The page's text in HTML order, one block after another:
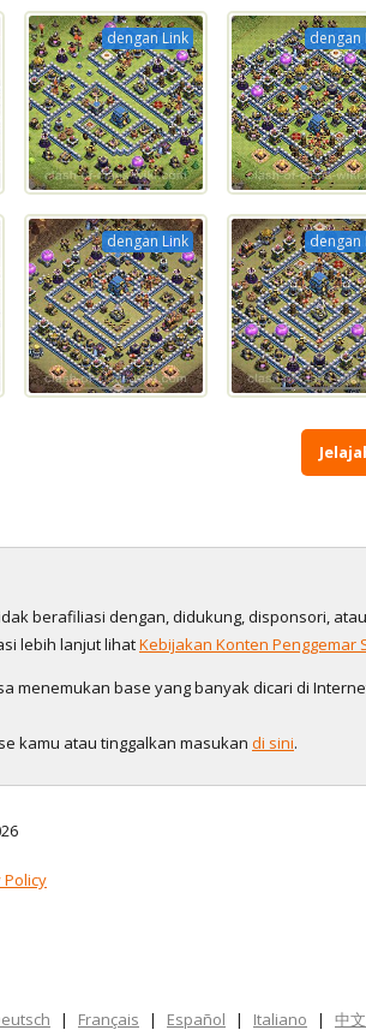
dengan Link dengan
dengan Link dengan
berafiliasi dengan, didukung, disponsori,
lebih lanjut lihatKebijakan Konten Penggemar
menemukan base yang banyak dicari di
kamu atau tinggalkan masukan di sini.
Policy
| Français | Español | Italiano | 中